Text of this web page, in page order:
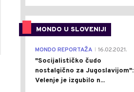
MONDO U SLOVENIJI
MONDO REPORTAŽA 16.02.2021.
"Socijalističko čudo
nostalgično za Jugoslavijom":
Velenje je izgubilo n...